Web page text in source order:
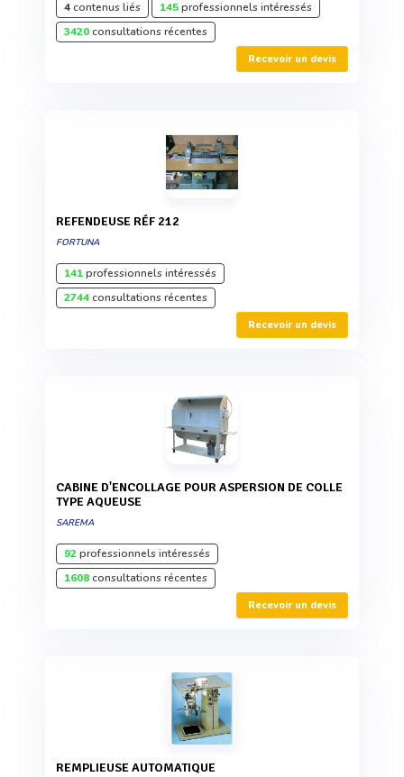
4contenus liés 145professionnels intéressés
3420consultations récentes
Recevoir un devis
REFENDEUSE RÉF 212
FORTUNA
141professionnels intéressés
2744consultations récentes
Recevoir un devis
CABINE D'ENCOLLAGE POUR ASPERSION DE COLLE
TYPE AQUEUSE
SAREMA
92professionnels intéressés
1608consultations récentes
Recevoir un devis
REMPLIEUSE AUTOMATIQUE